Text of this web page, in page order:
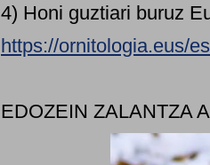
4) Honi guztiari buruz
https://ornitologia.eus/
EDOZEIN ZALANTZA